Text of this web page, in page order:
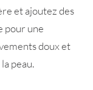
et ajoutez des
pour une
doux et
peau.